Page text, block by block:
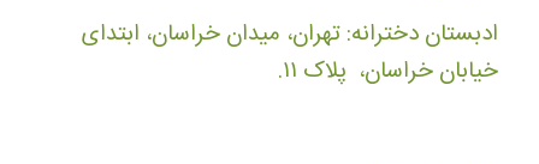
ادبستان دخترانه: تهران، میدان خراسان، ابتدای
خیابان خراسان، پلاک ۱۱.